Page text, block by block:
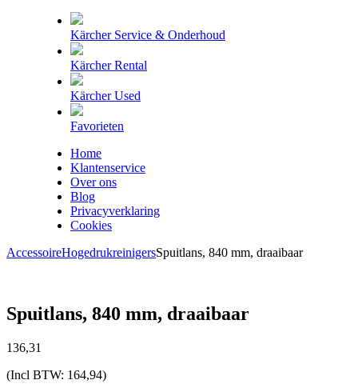
Kärcher Service & Onderhoud
Kärcher Rental
Kärcher Used
Favorieten
Home
Klantenservice
Over ons
Blog
Privacyverklaring
Cookies
AccessoireHogedrukreinigersSpuitlans, 840 mm, draaibaar
Spuitlans, 840 mm, draaibaar
136,31
(Incl BTW: 164,94)